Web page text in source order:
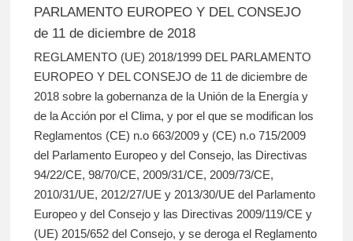
PARLAMENTO EUROPEO Y DEL CONSEJO
de 11 de diciembre de 2018
REGLAMENTO (UE) 2018/1999 DEL PARLAMENTO
EUROPEO Y DEL CONSEJO de 11 de diciembre de
2018 sobre la gobernanza de la Unión de la Energía y
de la Acción por el Clima, y por el que se modifican los
Reglamentos (CE) n.o 663/2009 y (CE) n.o 715/2009
del Parlamento Europeo y del Consejo, las Directivas
94/22/CE, 98/70/CE, 2009/31/CE, 2009/73/CE,
2010/31/UE, 2012/27/UE y 2013/30/UE del Parlamento
Europeo y del Consejo y las Directivas 2009/119/CE y
(UE) 2015/652 del Consejo, y se deroga el Reglamento